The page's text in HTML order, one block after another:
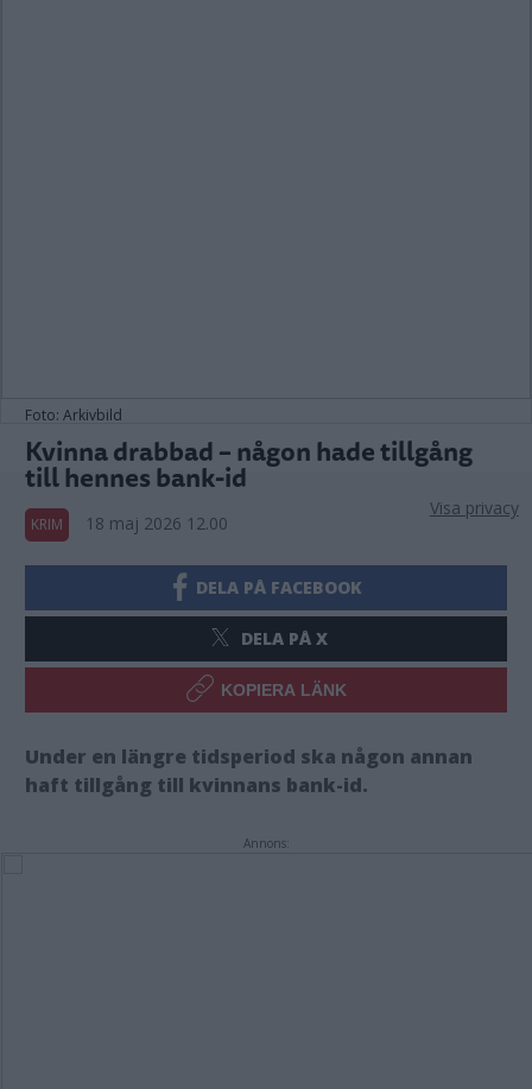
Foto: Arkivbild
Kvinna drabbad – någon hade tillgång
till hennes bank-id
KRIM 18 maj 2026 12.00
DELA PÅ FACEBOOK
DELA PÅ X
KOPIERA LÄNK
Under en längre tidsperiod ska någon annan
haft tillgång till kvinnans bank-id.
Annons:
Visa privacy